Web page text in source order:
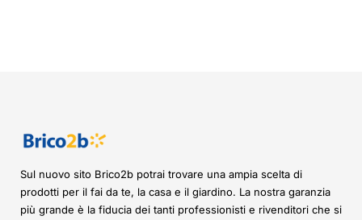
Sul nuovo sito Brico2b potrai trovare una ampia scelta di
prodotti per il fai da te, la casa e il giardino. La nostra garanzia
più grande è la fiducia dei tanti professionisti e rivenditori che si